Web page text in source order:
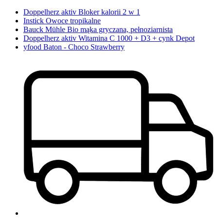
Doppelherz aktiv Bloker kalorii 2 w 1
Instick Owoce tropikalne
Bauck Mühle Bio mąka gryczana, pełnoziarnista
Doppelherz aktiv Witamina C 1000 + D3 + cynk Depot
yfood Baton - Choco Strawberry